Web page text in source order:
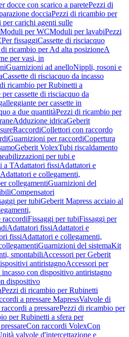
docce con scarico a paretePezzi di
docciaPezzi di ricambio per
carichi agenti sulle
per WCModuli per lavabiPezzi
Per fissaggiCassette di risciacquo
ricambio per Ad alta posizioneA
per vasi, in
Guarnizioni ad anelloNippli, rosoni e
Cassette di risciacquo da incasso
ricambio per Rubinetti a
cassette di risciacquo da
per cassette in
a due quantitàPezzi di ricambio per
Adduzione idricaGeberit
RaccordiCollettori con raccordo
Guarnizioni per raccordiCopertura
Geberit VolexTubi riscaldamento
per tubi e
a TAdattatori fissiAdattatori e
Adattatori e collegamenti,
collegamentiGuarnizioni del
Compensatori
per tubiGeberit Mapress acciaio al
raccordiFissaggi per tubiFissaggi per
Adattatori fissiAdattatori e
fissiAdattatori e collegamenti,
Guarnizioni del sistemaKit
smontabiliAccessori per Geberit
antiristagnoAccessori per
con dispositivo antiristagno
dispositivo
Pezzi di ricambio per Rubinetti
a pressare MapressValvole di
a pressarePezzi di ricambio per
per Rubinetti a sfera per
Con raccordi VolexCon
valvole d'intercettazione e